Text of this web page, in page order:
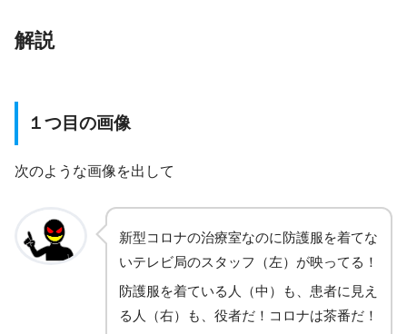
解説
１つ目の画像
次のような画像を出して
新型コロナの治療室なのに防護服を着てな
いテレビ局のスタッフ（左）が映ってる！
防護服を着ている人（中）も、患者に見え
る人（右）も、役者だ！コロナは茶番だ！